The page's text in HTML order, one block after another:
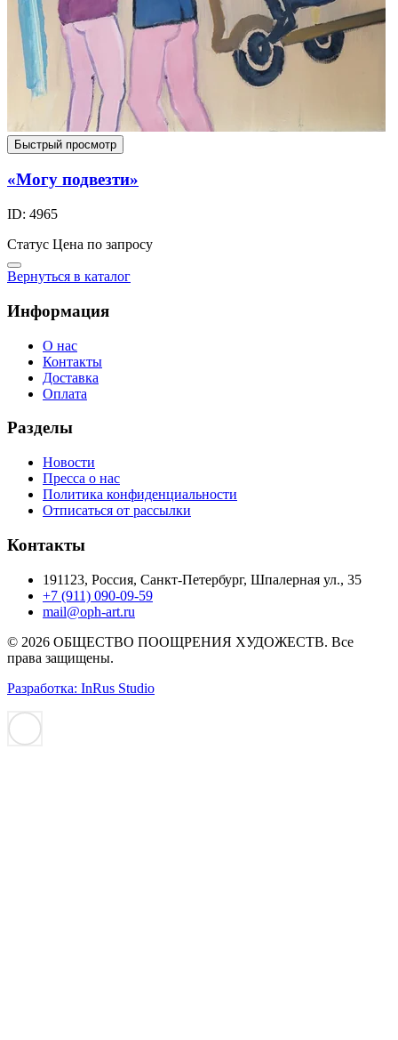
Быстрый просмотр
«Могу подвезти»
ID: 4965
Статус Цена по запросу
Вернуться в каталог
Информация
О нас
Контакты
Доставка
Оплата
Разделы
Новости
Пресса о нас
Политика конфиденциальности
Отписаться от рассылки
Контакты
191123, Россия, Санкт-Петербург, Шпалерная ул., 35
+7 (911) 090-09-59
mail@oph-art.ru
© 2026 ОБЩЕСТВО ПООЩРЕНИЯ ХУДОЖЕСТВ. Все
права защищены.
Разработка: InRus Studio